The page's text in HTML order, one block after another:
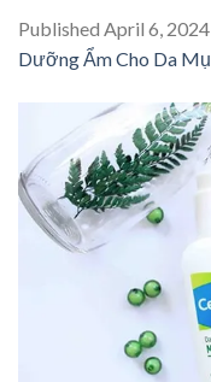
Published April 6, 2024
Dưỡng Ẩm Cho Da